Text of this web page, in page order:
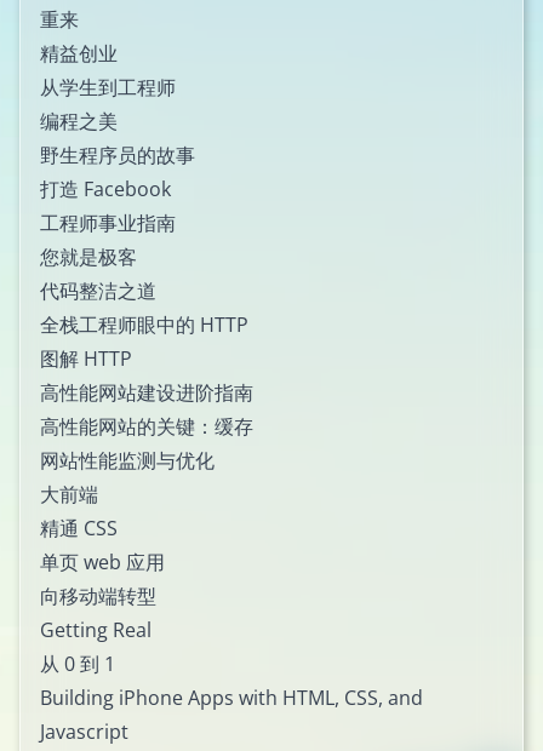
重来
精益创业
从学生到工程师
编程之美
野生程序员的故事
打造 Facebook
工程师事业指南
您就是极客
代码整洁之道
全栈工程师眼中的 HTTP
图解 HTTP
高性能网站建设进阶指南
高性能网站的关键：缓存
网站性能监测与优化
大前端
精通 CSS
单页 web 应用
向移动端转型
Getting Real
从 0 到 1
Building iPhone Apps with HTML, CSS, and
Javascript